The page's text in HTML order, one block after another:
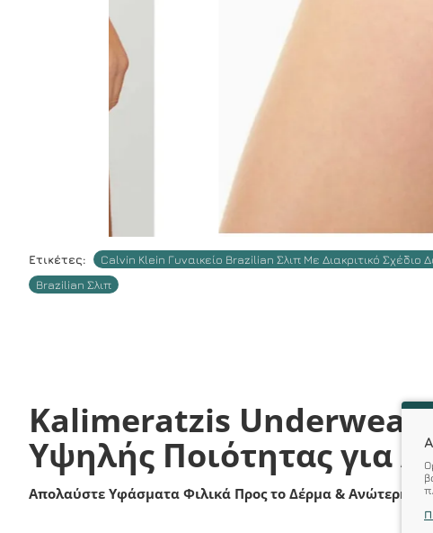
Ετικέτες: Calvin Klein Γυναικείο Brazilian Σλιπ Με Διακριτικό Σχέδιο
Brazilian Σλιπ
Kalimeratzis Underwear
Υψηλής Ποιότητας για
Απολαύστε Υφάσματα Φιλικά Προς το Δέρμα & Ανώτερη